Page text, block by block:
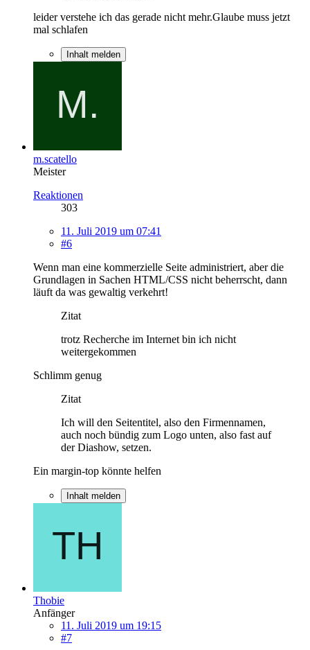
leider verstehe ich das gerade nicht mehr.Glaube muss jetzt
mal schlafen
Inhalt melden
m.scatello
Meister
Reaktionen
303
11. Juli 2019 um 07:41
#6
Wenn man eine kommerzielle Seite administriert, aber die
Grundlagen in Sachen HTML/CSS nicht beherrscht, dann
läuft da was gewaltig verkehrt!
Zitat
trotz Recherche im Internet bin ich nicht
weitergekommen
Schlimm genug
Zitat
Ich will den Seitentitel, also den Firmennamen,
auch noch bündig zum Logo unten, also fast auf
der Diashow, setzen.
Ein margin-top könnte helfen
Inhalt melden
Thobie
Anfänger
11. Juli 2019 um 19:15
#7